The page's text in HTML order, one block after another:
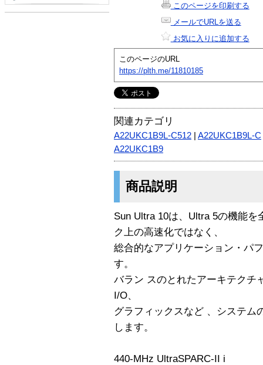
このページを印刷する
メールでURLを送る
お気に入りに追加する
このページのURL
https://plth.me/11810185
関連カテゴリ
A22UKC1B9L-C512 A22UKC1B9L-C
A22UKC1B9
商品説明
Sun Ultra 10は、Ultra 5の機能
ク上の高速化ではなく、
総合的なアプリケーション・パ
す。
バラン スのとれたアーキテクチ
I/O、
グラフィックスなど 、システム
します。
440-MHz UltraSPARC-II i